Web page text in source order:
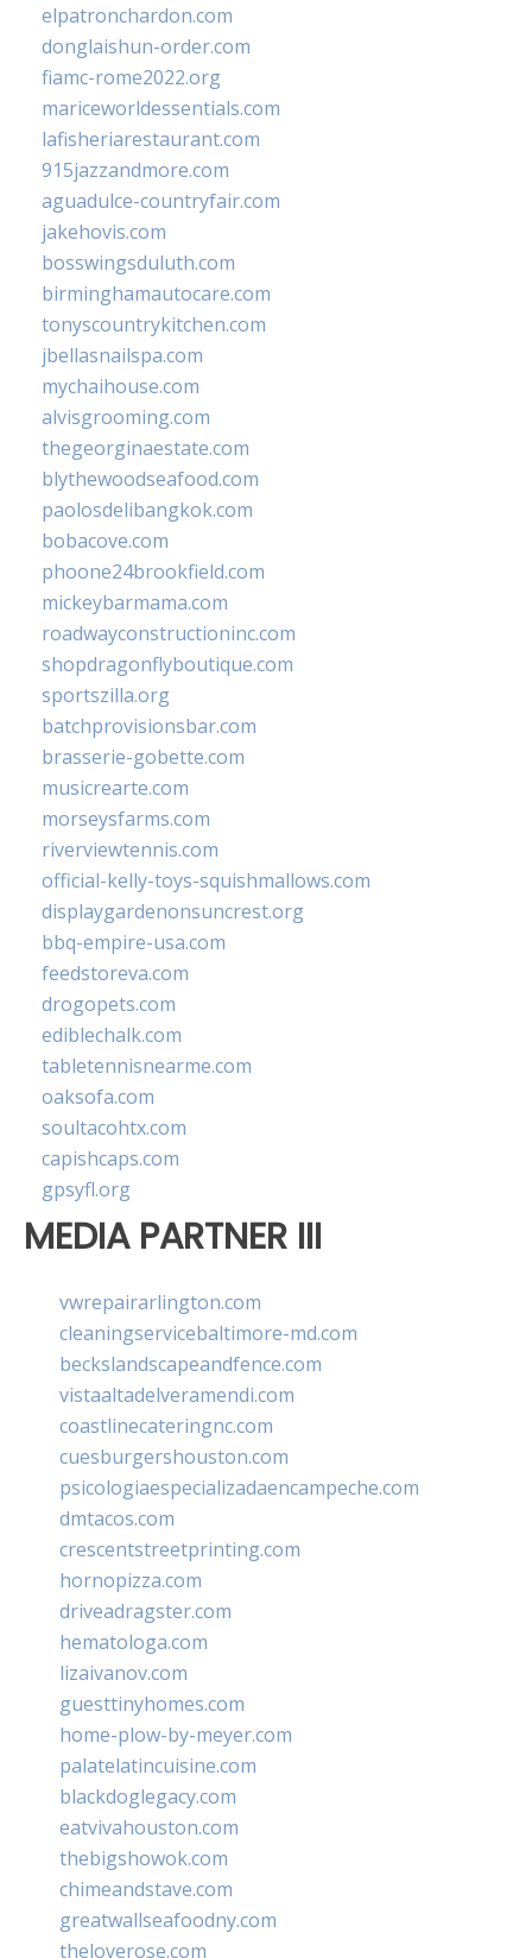
elpatronchardon.com
donglaishun-order.com
fiamc-rome2022.org
mariceworldessentials.com
lafisheriarestaurant.com
915jazzandmore.com
aguadulce-countryfair.com
jakehovis.com
bosswingsduluth.com
birminghamautocare.com
tonyscountrykitchen.com
jbellasnailspa.com
mychaihouse.com
alvisgrooming.com
thegeorginaestate.com
blythewoodseafood.com
paolosdelibangkok.com
bobacove.com
phoone24brookfield.com
mickeybarmama.com
roadwayconstructioninc.com
shopdragonflyboutique.com
sportszilla.org
batchprovisionsbar.com
brasserie-gobette.com
musicrearte.com
morseysfarms.com
riverviewtennis.com
official-kelly-toys-squishmallows.com
displaygardenonsuncrest.org
bbq-empire-usa.com
feedstoreva.com
drogopets.com
ediblechalk.com
tabletennisnearme.com
oaksofa.com
soultacohtx.com
capishcaps.com
gpsyfl.org
MEDIA PARTNER III
vwrepairarlington.com
cleaningservicebaltimore-md.com
beckslandscapeandfence.com
vistaaltadelveramendi.com
coastlinecateringnc.com
cuesburgershouston.com
psicologiaespecializadaencampeche.com
dmtacos.com
crescentstreetprinting.com
hornopizza.com
driveadragster.com
hematologa.com
lizaivanov.com
guesttinyhomes.com
home-plow-by-meyer.com
palatelatincuisine.com
blackdoglegacy.com
eatvivahouston.com
thebigshowok.com
chimeandstave.com
greatwallseafoodny.com
theloverose.com